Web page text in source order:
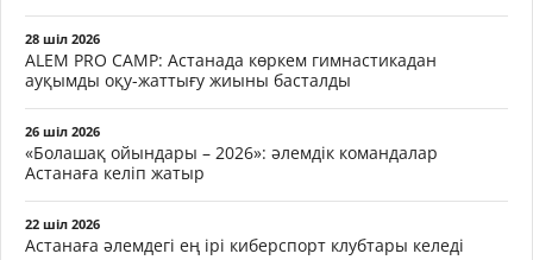
28 шіл 2026
ALEM PRO CAMP: Астанада көркем гимнастикадан
ауқымды оқу-жаттығу жиыны басталды
26 шіл 2026
«Болашақ ойындары – 2026»: әлемдік командалар
Астанаға келіп жатыр
22 шіл 2026
Астанаға әлемдегі ең ірі киберспорт клубтары келеді